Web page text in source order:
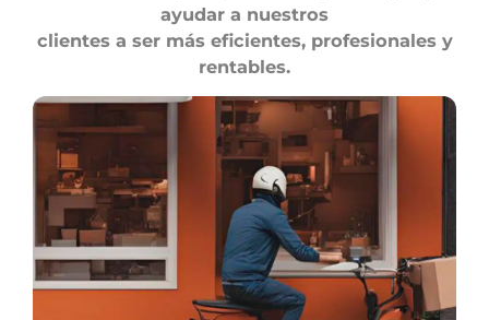
ayudar a nuestros
clientes a ser más eficientes, profesionales y
rentables.